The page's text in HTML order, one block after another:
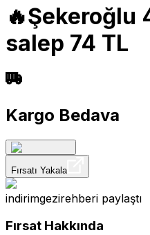
🔥Şekeroğlu
salep 74 TL
Kargo Bedava
Fırsatı Yakala
indirimgezirehberi paylaştı
Fırsat Hakkında